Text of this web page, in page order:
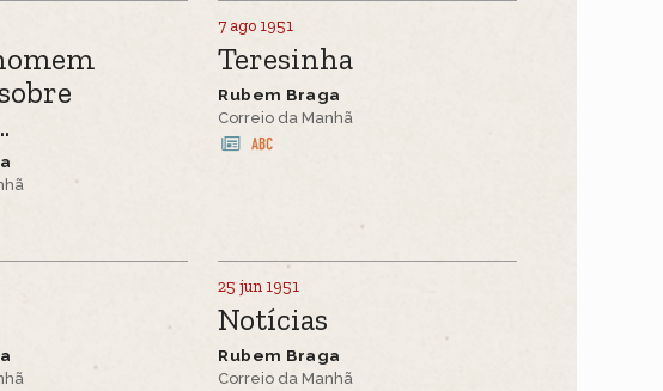
7 ago 1951
Teresinha
Rubem Braga
Correio da Manhã
25 jun 1951
Notícias
Rubem Braga
Correio da Manhã